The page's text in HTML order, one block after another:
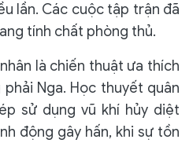
lần. Các cuộc tập trận đã
tính chất phòng thủ.
là chiến thuật ưa thích
Nga. Học thuyết quân
sử dụng vũ khí hủy diệt
động gây hấn, khi sự tồn